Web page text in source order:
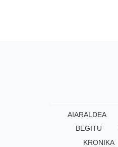
AIARALDEA
BEGITU
KRONIKA